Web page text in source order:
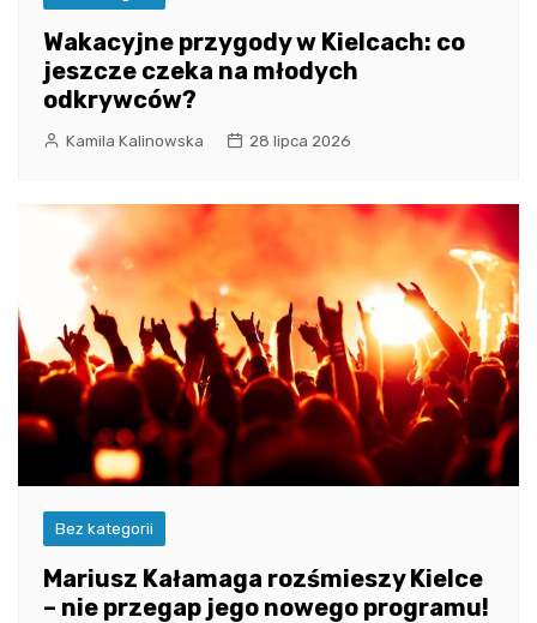
Wakacyjne przygody w Kielcach: co
jeszcze czeka na młodych
odkrywców?
Kamila Kalinowska 28 lipca 2026
Bez kategorii
Mariusz Kałamaga rozśmieszy Kielce
– nie przegap jego nowego programu!